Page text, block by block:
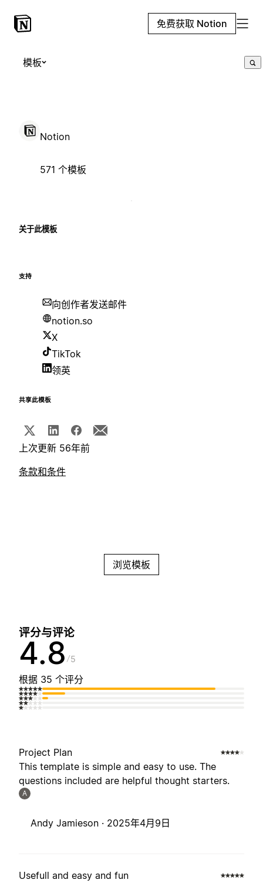
免费获取 Notion
模板
Notion
571 个模板
关于此模板
支持
向创作者发送邮件
notion.so
X
TikTok
领英
共享此模板
上次更新 56年前
条款和条件
浏览模板
评分与评论
4.8 5
根据 35 个评分
Project Plan
This template is simple and easy to use. The
questions included are helpful thought starters.
A
Andy Jamieson · 2025年4月9日
Usefull and easy and fun